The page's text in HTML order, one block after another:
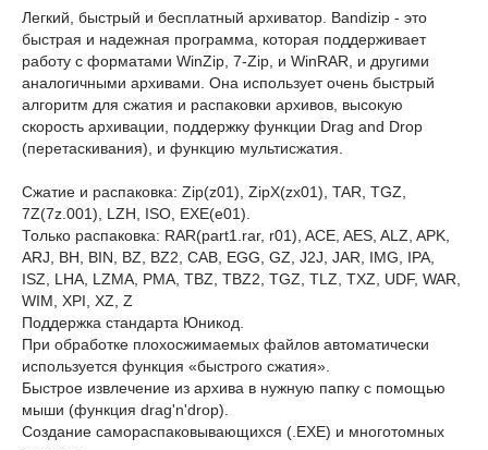
Легкий, быстрый и бесплатный архиватор. Bandizip - это
быстрая и надежная программа, которая поддерживает
работу с форматами WinZip, 7-Zip, и WinRAR, и другими
аналогичными архивами. Она использует очень быстрый
алгоритм для сжатия и распаковки архивов, высокую
скорость архивации, поддержку функции Drag and Drop
(перетаскивания), и функцию мультисжатия.
Сжатие и распаковка: Zip(z01), ZipX(zx01), TAR, TGZ,
7Z(7z.001), LZH, ISO, EXE(e01).
Только распаковка: RAR(part1.rar, r01), ACE, AES, ALZ, APK,
ARJ, BH, BIN, BZ, BZ2, CAB, EGG, GZ, J2J, JAR, IMG, IPA,
ISZ, LHA, LZMA, PMA, TBZ, TBZ2, TGZ, TLZ, TXZ, UDF, WAR,
WIM, XPI, XZ, Z
Поддержка стандарта Юникод.
При обработке плохосжимаемых файлов автоматически
используется функция «быстрого сжатия».
Быстрое извлечение из архива в нужную папку с помощью
мыши (функция drag'n'drop).
Создание самораспаковывающихся (.EXE) и многотомных